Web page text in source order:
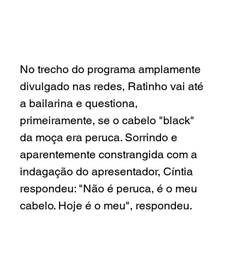
No trecho do programa amplamente
divulgado nas redes, Ratinho vai até
a bailarina e questiona,
primeiramente, se o cabelo "black"
da moça era peruca. Sorrindo e
aparentemente constrangida com a
indagação do apresentador, Cíntia
respondeu: "Não é peruca, é o meu
cabelo. Hoje é o meu", respondeu.